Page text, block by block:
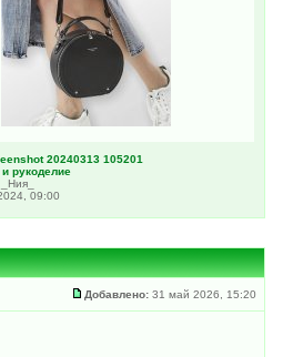
20240313 105201
рукоделие
09:00
Добавлено: 31 май 2026, 15:20